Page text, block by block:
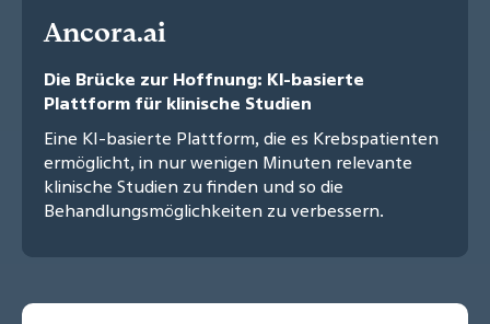
Ancora.ai
Die Brücke zur Hoffnung: KI-basierte
Plattform für klinische Studien
Eine KI-basierte Plattform, die es Krebspatienten
ermöglicht, in nur wenigen Minuten relevante
klinische Studien zu finden und so die
Behandlungsmöglichkeiten zu verbessern.